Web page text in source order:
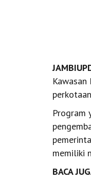
Program
memiliki
BACA